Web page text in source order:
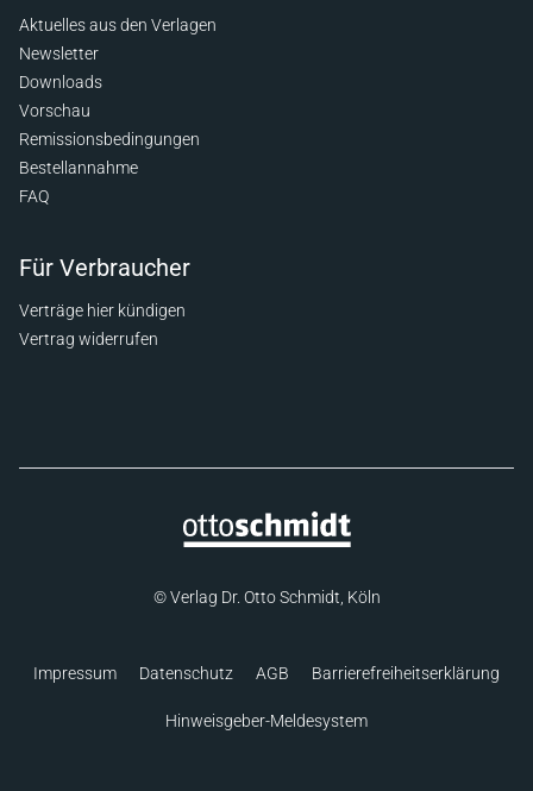
Aktuelles aus den Verlagen
Newsletter
Downloads
Vorschau
Remissionsbedingungen
Bestellannahme
FAQ
Für Verbraucher
Verträge hier kündigen
Vertrag widerrufen
© Verlag Dr. Otto Schmidt, Köln
Impressum Datenschutz AGB Barrierefreiheitserklärung
Hinweisgeber-Meldesystem